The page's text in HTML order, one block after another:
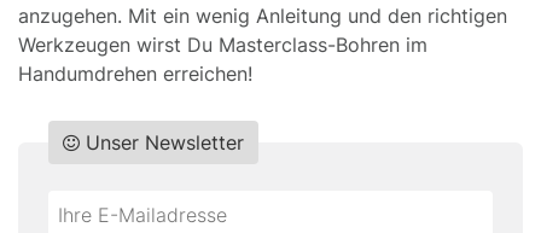
anzugehen. Mit ein wenig Anleitung und den richtigen
Werkzeugen wirst Du Masterclass-Bohren im
Handumdrehen erreichen!
Do
Unser Newsletter
*Ihre